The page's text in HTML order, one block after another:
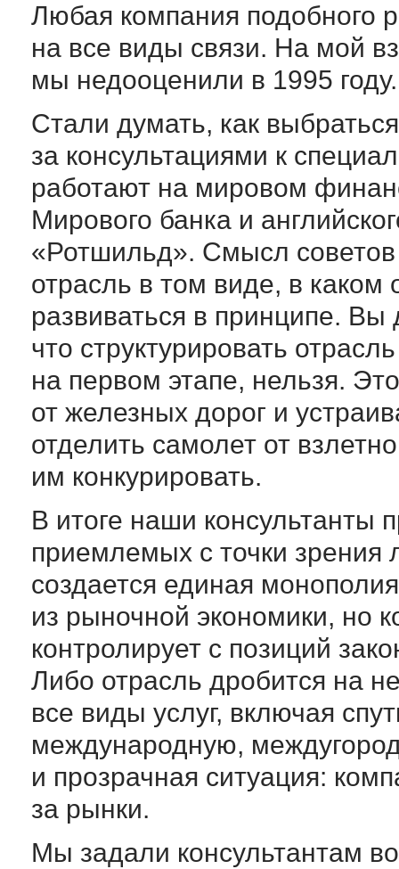
Любая компания подобного
на все виды связи. На мой
мы недооценили в 1995 году.
Стали думать, как
за консультациями к
работают на мировом
Мирового банка и
«Ротшильд». Смысл советов
отрасль в том виде, в каком
развиваться в принципе.
что структурировать
на первом этапе, нельзя.
от железных дорог и
отделить самолет от
им конкурировать.
В итоге наши консультанты
приемлемых с точки зрения
создается единая
из рыночной экономики, но
контролирует с позиций
Либо отрасль дробится на
все виды услуг, включая
международную,
и прозрачная ситуация:
за рынки.
Мы задали консультантам